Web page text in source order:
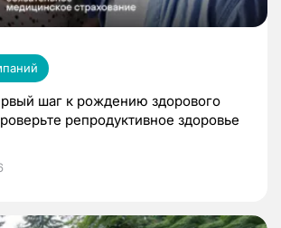
шаг к рождению здорового
репродуктивное здоровье